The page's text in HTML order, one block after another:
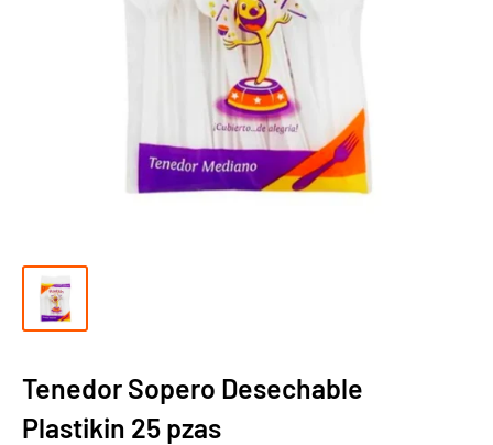
Tenedor Sopero Desechable
Plastikin 25 pzas